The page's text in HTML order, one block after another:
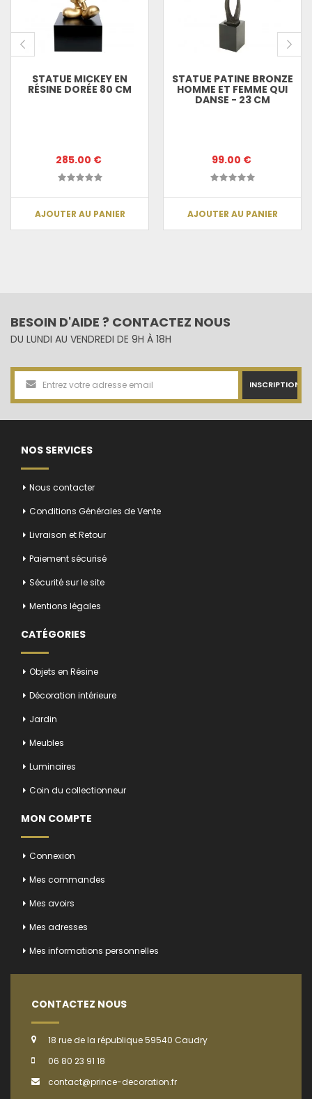
STATUE MICKEY EN
RÉSINE DORÉE 80 CM
285.00 €
AJOUTER AU PANIER
STATUE PATINE BRONZE
HOMME ET FEMME QUI
DANSE - 23 CM
99.00 €
AJOUTER AU PANIER
BESOIN D'AIDE ? CONTACTEZ NOUS
DU LUNDI AU VENDREDI DE 9H À 18H
INSCRIPTION
NOS SERVICES
Nous contacter
Conditions Générales de Vente
Livraison et Retour
Paiement sécurisé
Sécurité sur le site
Mentions légales
CATÉGORIES
Objets en Résine
Décoration intérieure
Jardin
Meubles
Luminaires
Coin du collectionneur
MON COMPTE
Connexion
Mes commandes
Mes avoirs
Mes adresses
Mes informations personnelles
CONTACTEZ NOUS
18 rue de la république 59540 Caudry
06 80 23 91 18
contact@prince-decoration.fr